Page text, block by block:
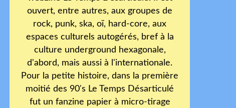
ouvert, entre autres, aux groupes de
rock, punk, ska, oï, hard-core, aux
espaces culturels autogérés, bref à la
culture underground hexagonale,
d'abord, mais aussi à l'internationale.
Pour la petite histoire, dans la première
moitié des 90's Le Temps Désarticulé
fut un fanzine papier à micro-tirage